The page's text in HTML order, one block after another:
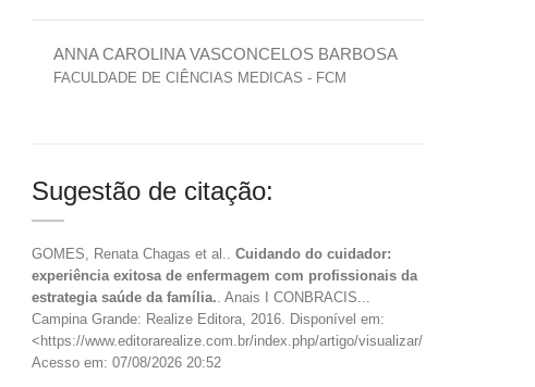
ANNA CAROLINA VASCONCELOS BARBOSA
FACULDADE DE CIÊNCIAS MEDICAS - FCM
Sugestão de citação:
GOMES, Renata Chagas et al.. Cuidando do cuidador:
experiência exitosa de enfermagem com profissionais da
estrategia saúde da família.. Anais I CONBRACIS...
Campina Grande: Realize Editora, 2016. Disponível em:
<https://www.editorarealize.com.br/index.php/artigo/visualizar/19083>.
Acesso em: 07/08/2026 20:52